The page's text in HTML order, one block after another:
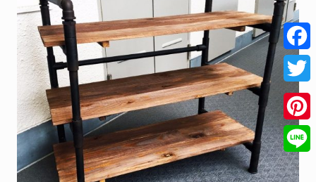
め
の
DIY
情
ト
Line